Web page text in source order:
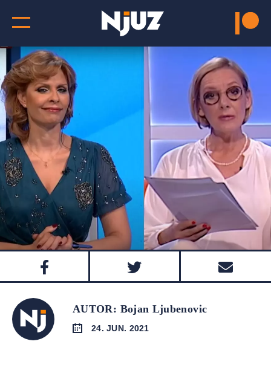
AUTOR: Bojan Ljubenovic
24. JUN. 2021